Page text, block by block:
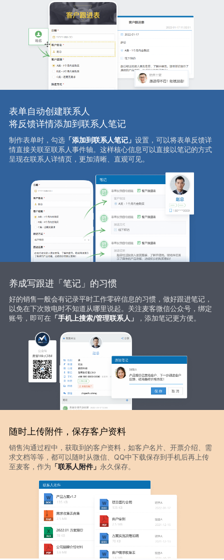
表单自动创建联系人
将反馈详情添加到联系人笔记
制作表单时，勾选「添加到联系人笔记」 设置，可以将表单反馈详
情直接关联至联系人事件轴。这样核心信息可以直接以笔记的方式
呈现在联系人详情页，更加清晰、直观可见。
养成写跟进「笔记」的习惯
好的销售一般会有记录平时工作零碎信息的习惯，做好跟进笔记，
以免在下次致电时不知道从哪里说起。关注麦客微信公众号，绑定
账号，即可在「手机上搜索/管理联系人」 ，添加笔记更方便。
随时上传附件，保存客户资料
销售沟通过程中，获取到的客户资料，如客户名片、开票介绍、需
求文档等等，都可以随时从微信、QQ中下载保存到手机后再上传
至麦客，作为 「联系人附件」 永久保存。